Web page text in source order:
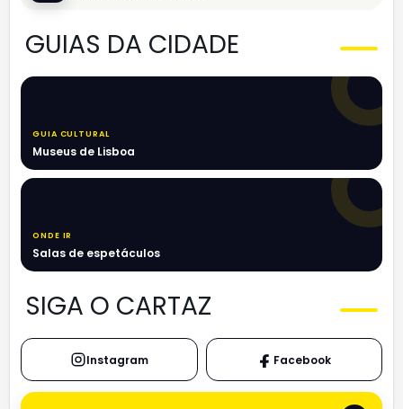
GUIAS DA CIDADE
GUIA CULTURAL
Museus de Lisboa
ONDE IR
Salas de espetáculos
SIGA O CARTAZ
Instagram Facebook